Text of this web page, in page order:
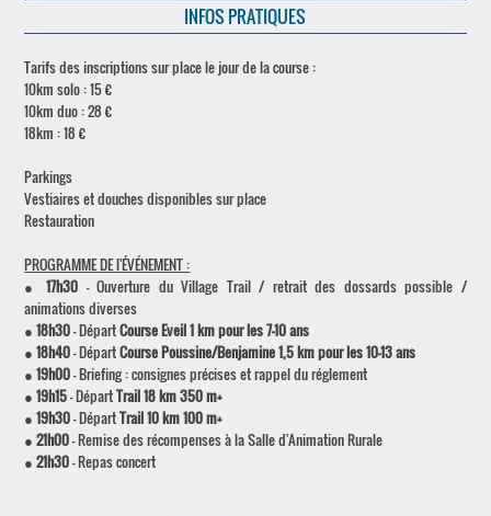
INFOS PRATIQUES
Tarifs des inscriptions sur place le jour de la course :
10km solo : 15 €
10km duo : 28 €
18km : 18 €
Parkings
Vestiaires et douches disponibles sur place
Restauration
PROGRAMME DE l'ÉVÉNEMENT :
●17h30 - Ouverture du Village Trail / retrait des dossards possible /
animations diverses
●18h30- DépartCourse Eveil 1 km pour les 7-10 ans
●18h40- DépartCourse Poussine/Benjamine 1,5 km pour les 10-13 ans
●19h00- Briefing : consignes précises et rappel du réglement
●19h15- DépartTrail 18 km 350 m+
●19h30- DépartTrail 10 km 100 m+
●21h00- Remise des récompenses à la Salle d'Animation Rurale
●21h30- Repas concert